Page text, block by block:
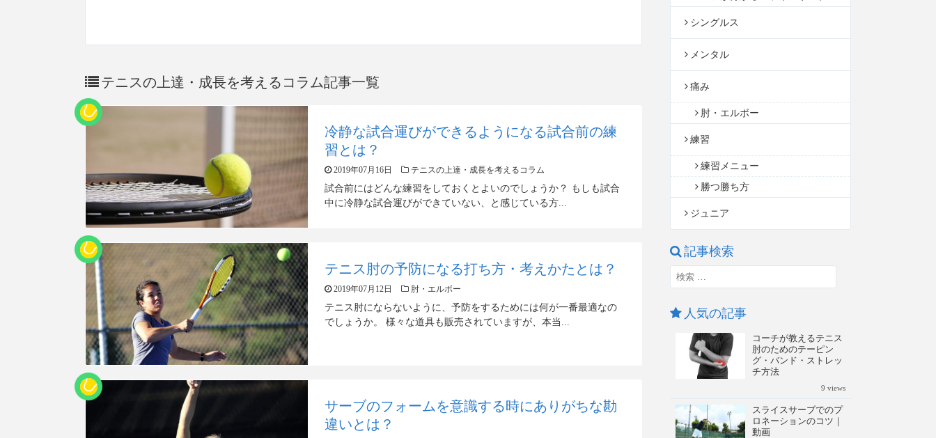
テニスの上達・成長を考えるコラム記事一覧
冷静な試合運びができるようになる試合前の練
習とは？
2019年07月16日 テニスの上達・成長を考えるコラム
試合前にはどんな練習をしておくとよいのでしょうか？ もしも試合
中に冷静な試合運びができていない、と感じている方...
テニス肘の予防になる打ち方・考えかたとは？
2019年07月12日 肘・エルボー
テニス肘にならないように、予防をするためには何が一番最適なの
でしょうか。 様々な道具も販売されていますが、本当...
サーブのフォームを意識する時にありがちな勘
違いとは？
シングルス
メンタル
痛み
肘・エルボー
練習
練習メニュー
勝つ勝ち方
ジュニア
記事検索
人気の記事
コーチが教えるテニス
肘のためのテーピン
グ・バンド・ストレッ
チ方法
9 views
スライスサーブでのプ
ロネーションのコツ｜
動画